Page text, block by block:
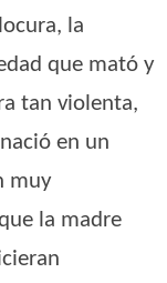
la
que mató y
tan violenta,
en un
muy
la madre